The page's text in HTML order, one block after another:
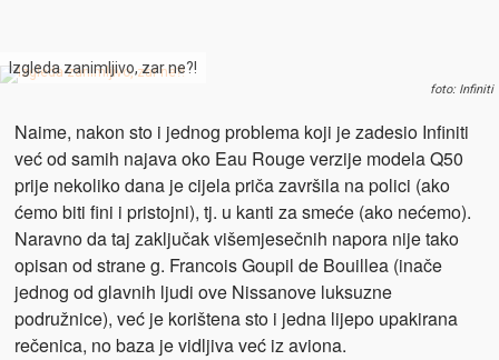
Izgleda zanimljivo, zar ne?!
foto: Infiniti
Naime, nakon sto i jednog problema koji je zadesio Infiniti
već od samih najava oko Eau Rouge verzije modela Q50
prije nekoliko dana je cijela priča završila na polici (ako
ćemo biti fini i pristojni), tj. u kanti za smeće (ako nećemo).
Naravno da taj zaključak višemjesečnih napora nije tako
opisan od strane g. Francois Goupil de Bouillea (inače
jednog od glavnih ljudi ove Nissanove luksuzne
podružnice), već je korištena sto i jedna lijepo upakirana
rečenica, no baza je vidljiva već iz aviona.